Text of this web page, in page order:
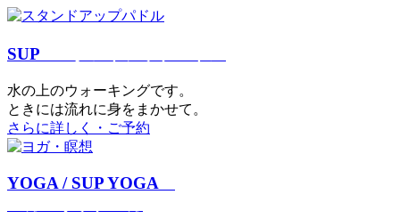
SUP
⽔の上のウォーキングです。
ときには流れに身をまかせて。
さらに詳しく・ご予約
YOGA / SUP YOGA